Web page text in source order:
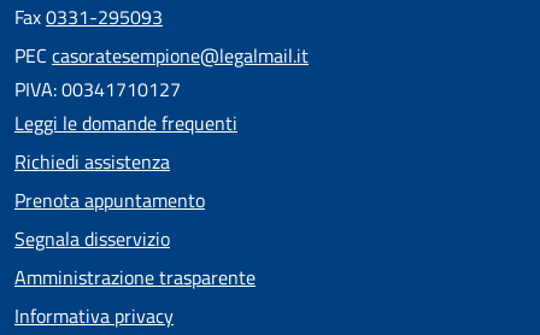
Fax0331-295093
PEC casoratesempione@legalmail.it
PIVA: 00341710127
Leggi le domande frequenti
Richiedi assistenza
Prenota appuntamento
Segnala disservizio
Amministrazione trasparente
Informativa privacy